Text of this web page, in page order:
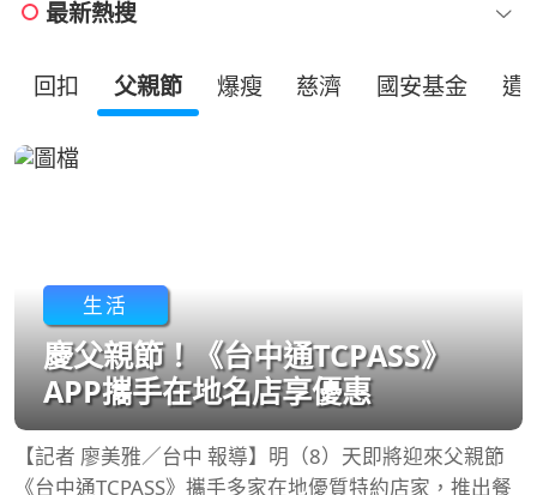
最新熱搜
回扣 父親節 爆瘦 慈濟 國安基金 遺
生活
慶父親節！《台中通TCPASS》
APP攜手在地名店享優惠
【記者 廖美雅／台中 報導】明（8）天即將迎來父親節
《台中通TCPASS》攜手多家在地優質特約店家，推出餐